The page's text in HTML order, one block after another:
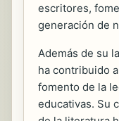
escritores,
generación de
Además de su
ha contribuido
fomento de la
educativas. Su